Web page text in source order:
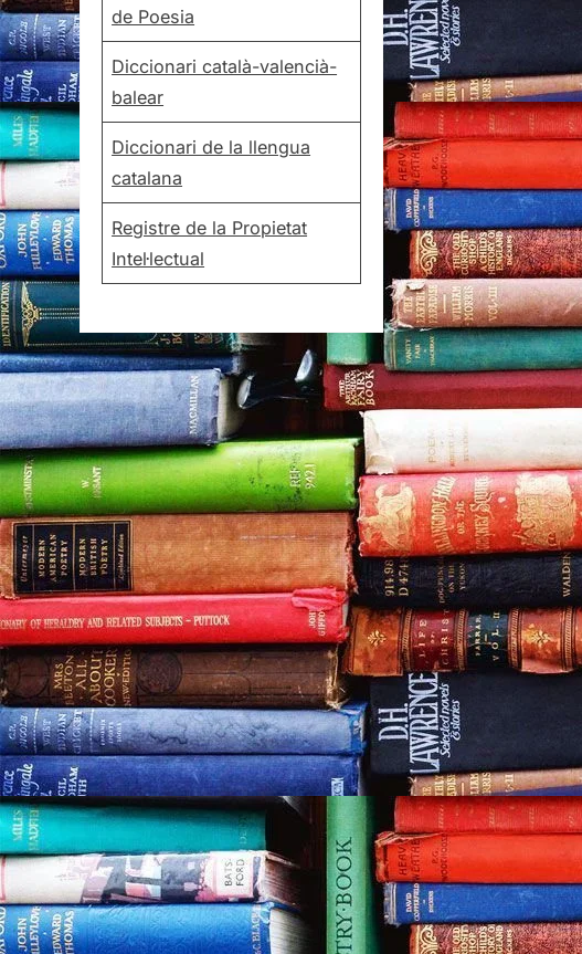
de Poesia
Diccionari català-valencià-
balear
Diccionari de la llengua
catalana
Registre de la Propietat
Intel·lectual